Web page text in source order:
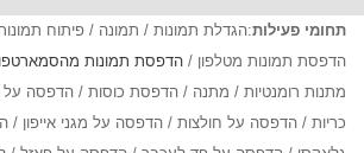
תחומי פעילות:הגדלת תמונות / תמונה / פיתוח
הדפסת תמונות מטלפון / הדפסת תמונות
מתנות רומנטיות / מתנה / הדפסת כוסות / הדפסה
כריות / הדפסה על חולצות / הדפסה על מגני אייפון /